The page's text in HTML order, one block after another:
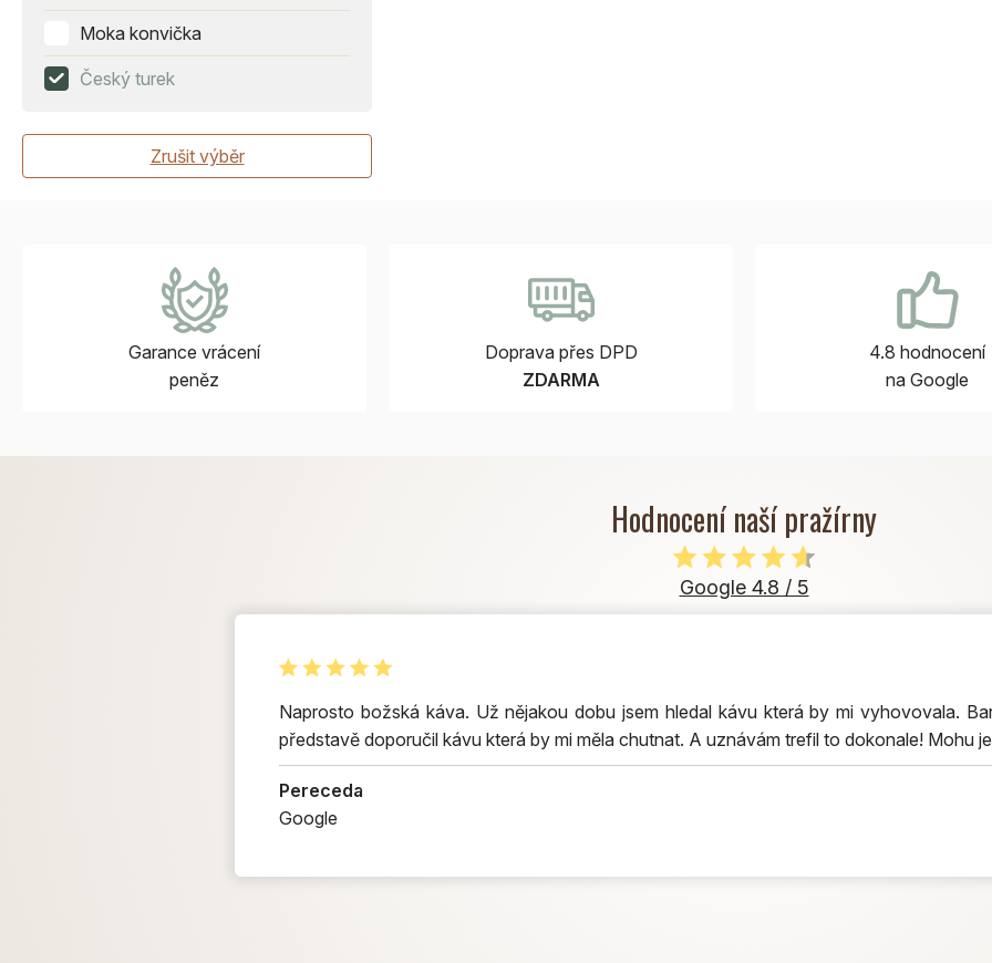
Moka konvička
Český turek
Zrušit výběr
Garance vrácení
peněz
Doprava přes DPD
ZDARMA
4.8 hodnocení
na Google
Hodnocení naší pražírny
Google 4.8 / 5
Naprosto božská káva. Už nějakou dobu jsem hledal kávu která by mi vyhovovala.
představě doporučil kávu která by mi měla chutnat. A uznávám trefil to dokonale! Mohu
Pereceda
Google